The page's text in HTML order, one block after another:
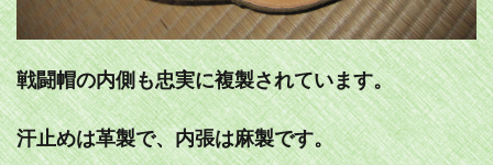
戦闘帽の内側も忠実に複製されています。
汗止めは革製で、内張は麻製です。